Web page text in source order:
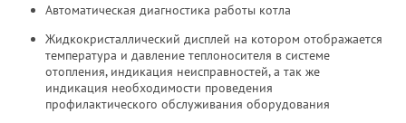
Автоматическая диагностика работы котла
Жидкокристаллический дисплей на котором отображается
температура и давление теплоносителя в системе
отопления, индикация неисправностей, а так же
индикация необходимости проведения
профилактического обслуживания оборудования